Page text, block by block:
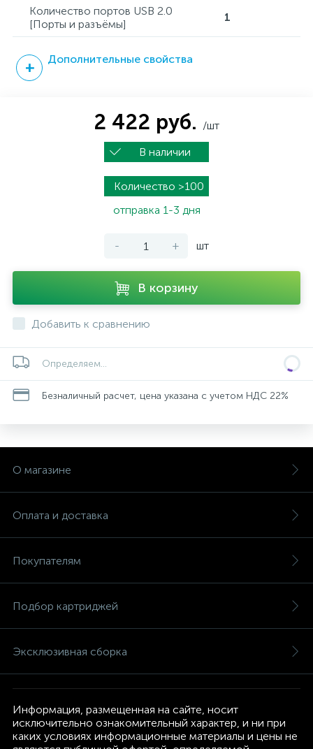
Количество портов USB 2.0
[Порты и разъёмы]
1
Дополнительные свойства
2 422 руб. /шт
В наличии
Количество >100
отправка 1-3 дня
- + шт
В корзину
Добавить к сравнению
Определяем...
Безналичный расчет, цена указана с учетом НДС 22%
О магазине
Оплата и доставка
Покупателям
Подбор картриджей
Эксклюзивная сборка
Информация, размещенная на сайте, носит
исключительно ознакомительный характер, и ни при
каких условиях информационные материалы и цены не